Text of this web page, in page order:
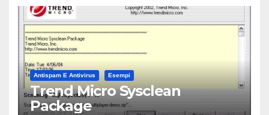
Antispam E Antivirus Esempi
Trend Micro Sysclean
Package